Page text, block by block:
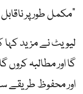
"مکمل طور پر ناقابل
لیویٹ نے مزید کہا
گا اور مطالبہ کروں
اور محفوظ طریقے